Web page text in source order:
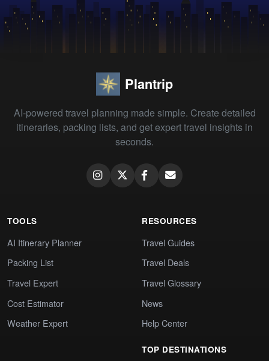
Plantrip
AI-powered travel planning made simple. Create detailed
itineraries, packing lists, and get expert travel insights in
seconds.
TOOLS
AI Itinerary Planner
Packing List
Travel Expert
Cost Estimator
Weather Expert
RESOURCES
Travel Guides
Travel Deals
Travel Glossary
News
Help Center
TOP DESTINATIONS